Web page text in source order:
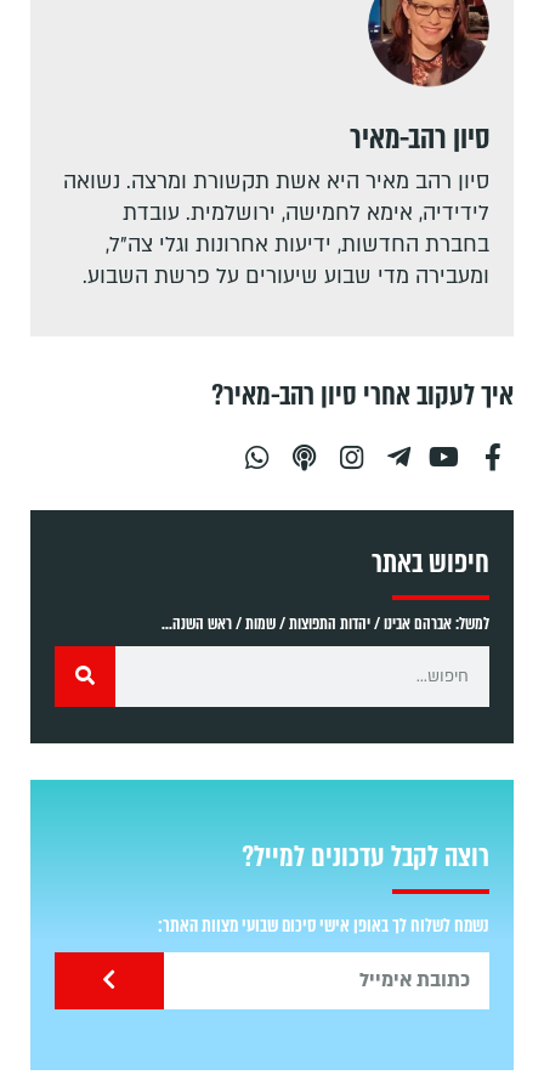
סיון רהב-מאיר
סיון רהב מאיר היא אשת תקשורת ומרצה. נשואה
לידידיה, אימא לחמישה, ירושלמית. עובדת
בחברת החדשות, ידיעות אחרונות וגלי צה"ל,
ומעבירה מדי שבוע שיעורים על פרשת השבוע.
איך לעקוב אחרי סיון רהב-מאיר?
חיפוש באתר
למשל: אברהם אבינו / יהדות התפוצות / שמות / ראש השנה...
רוצה לקבל עדכונים למייל?
נשמח לשלוח לך באופן אישי סיכום שבועי מצוות האתר: